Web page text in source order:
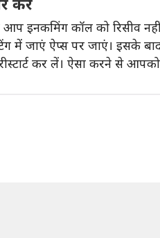
इनकमिंग कॉल को रिसीव
में जाएं ऐप्स पर जाएं। इसके
कर लें। ऐसा करने से